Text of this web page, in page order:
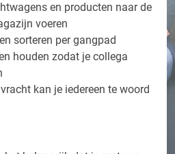
en producten naar de
voeren
sorteren per gangpad
houden zodat je collega
kan je iedereen te woord